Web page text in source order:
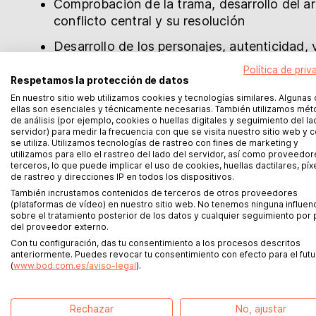
Comprobación de la trama, desarrollo del
conflicto central y su resolución
Desarrollo de los personajes, autenticidad,
de identificación, personajes superfluos
Búsqueda de una perspectiva narrativa
Ritmo narrativo
Lógica (interna) y exactitud de los hechos
Revisión lingüística del manuscrito
Elección de palabras adecuadas y
Estilo apropiado al género y a la edad
Autenticidad del discurso de los
pasivas
Comprobación de la estructura de las
La BoD en Instagram
Inscripción al boletín de la BoD
La BoD en YouTube
Política de
Respetamos la protección de datos
En nuestro sitio web utilizamos cookies y tecnologías similares. Algunas
ellas son esenciales y técnicamente necesarias. También utilizamos
de análisis (por ejemplo, cookies o huellas digitales y seguimiento del
servidor) para medir la frecuencia con que se visita nuestro sitio web y
se utiliza. Utilizamos tecnologías de rastreo con fines de marketing y
utilizamos para ello el rastreo del lado del servidor, así como
terceros, lo que puede implicar el uso de cookies, huellas dactilares,
de rastreo y direcciones IP en todos los dispositivos.
También incrustamos contenidos de terceros de otros proveedores
(plataformas de vídeo) en nuestro sitio web. No tenemos ninguna
sobre el tratamiento posterior de los datos y cualquier seguimiento por
del proveedor externo.
Con tu configuración, das tu consentimiento a los procesos descritos
anteriormente. Puedes revocar tu consentimiento con efecto para el
(www.bod.com.es/aviso-legal).
Rechazar No, ajustar